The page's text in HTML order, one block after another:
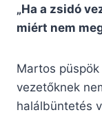
„Ha a zsidó
miért nem
Martos
vezetőknek
halálbüntetés